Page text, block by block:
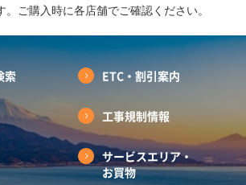
。ご購入時に各店舗でご確認ください。
索 ETC・割引案内
工事規制情報
サービスエリア・
お買物